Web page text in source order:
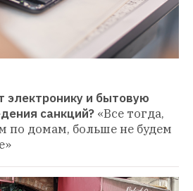
электронику и бытовую
санкций? «Все тогда,
по домам, больше не будем